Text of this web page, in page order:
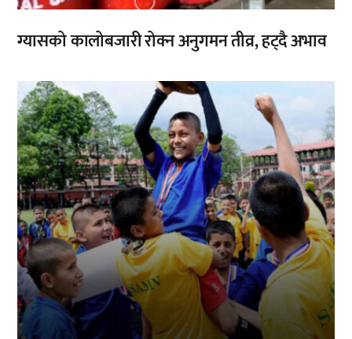
ग्यासको कालोबजारी रोक्न अनुगमन तीव्र, हट्दै अभाव
,